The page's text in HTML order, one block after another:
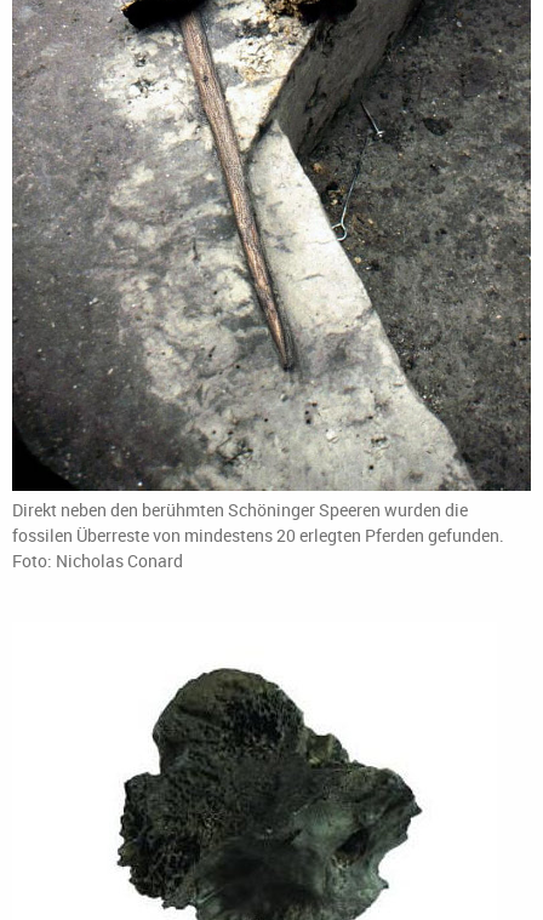
Direkt neben den berühmten Schöninger Speeren wurden die
fossilen Überreste von mindestens 20 erlegten Pferden gefunden.
Foto: Nicholas Conard